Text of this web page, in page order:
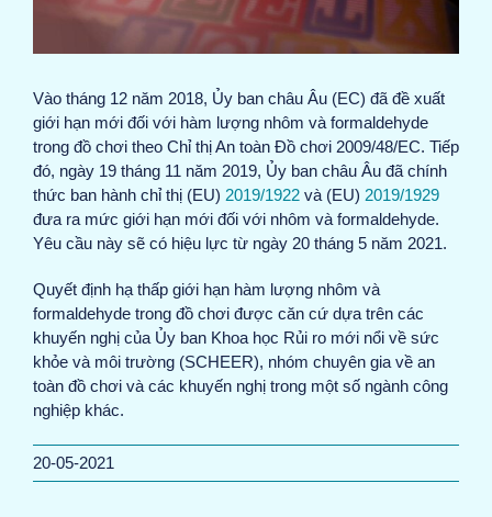
Vào tháng 12 năm 2018, Ủy ban châu Âu (EC) đã đề xuất
giới hạn mới đối với hàm lượng nhôm và formaldehyde
trong đồ chơi theo Chỉ thị An toàn Đồ chơi 2009/48/EC. Tiếp
đó, ngày 19 tháng 11 năm 2019, Ủy ban châu Âu đã chính
thức ban hành chỉ thị (EU) 2019/1922 và (EU) 2019/1929
đưa ra mức giới hạn mới đối với nhôm và formaldehyde.
Yêu cầu này sẽ có hiệu lực từ ngày 20 tháng 5 năm 2021.
Quyết định hạ thấp giới hạn hàm lượng nhôm và
formaldehyde trong đồ chơi được căn cứ dựa trên các
khuyến nghị của Ủy ban Khoa học Rủi ro mới nổi về sức
khỏe và môi trường (SCHEER), nhóm chuyên gia về an
toàn đồ chơi và các khuyến nghị trong một số ngành công
nghiệp khác.
20-05-2021